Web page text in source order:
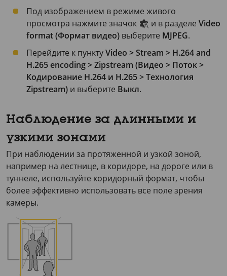
Под изображением в режиме живого
просмотра нажмите значок
и в разделе Video
format (Формат видео) выберите MJPEG.
Перейдите к пунктуVideo > Stream > H.264 and
H.265 encoding > Zipstream (Видео > Поток >
Кодирование H.264 и H.265 > Технология
Zipstream) и выберите Выкл.
Наблюдение за длинными и
узкими зонами
При наблюдении за протяженной и узкой зоной,
например на лестнице, в коридоре, на дороге или в
туннеле, используйте коридорный формат, чтобы
более эффективно использовать все поле зрения
камеры.